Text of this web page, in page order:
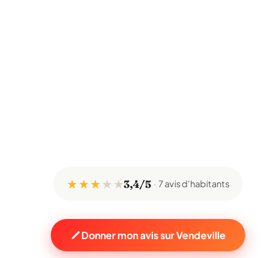
★ ★ ★★ ★3,4/5 7 avis d'habitants
Donner mon avis sur Vendeville